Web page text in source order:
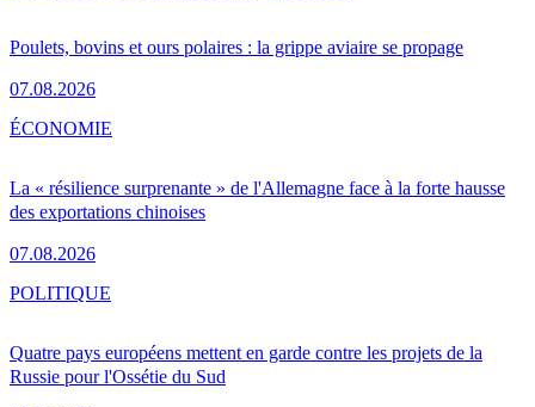
Poulets, bovins et ours polaires : la grippe aviaire se propage
07.08.2026
La « résilience surprenante » de l'Allemagne face à la forte hausse
des exportations chinoises
07.08.2026
ÉCONOMIE
Quatre pays européens mettent en garde contre les projets de la
Russie pour l'Ossétie du Sud
POLITIQUE